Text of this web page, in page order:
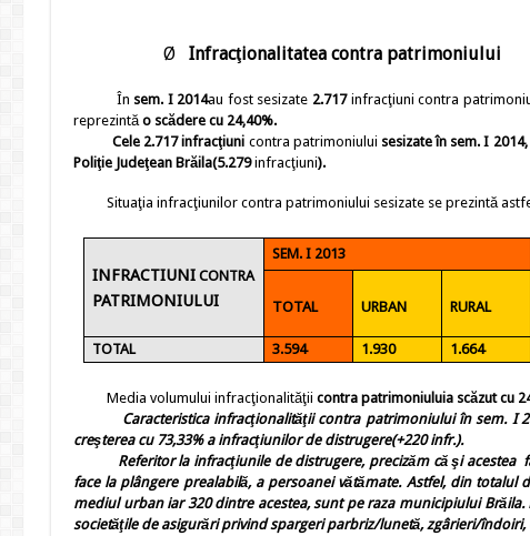
Ø Infracţionalitatea contra patrimoniului
În sem. I 2014au fost sesizate 2.717 infracţiuni contra
reprezintăo scădere cu 24,40%.
Cele 2.717infracţiuni contra patrimoniului sesizate în sem. I 2014
Poliţie Judeţean Brăila(5.279infracţiuni).
Situaţia infracţiunilor contra patrimoniului sesizate se prezintă
INFRACTIUNI CONTRA
PATRIMONIULUI
SEM. I 2013
TOTAL URBAN RURAL
TOTAL 3.594 1.930 1.664
Media volumului infracţionalităţii contra patrimoniuluia scăzut cu
Caracteristica infracţionalităţii contra patrimoniului în sem. I
creşterea cu 73,33% a infracţiunilor de distrugere(+220 infr.).
Referitor la infracţiunile de distrugere, precizăm că şi acestea
face la plângere prealabilă, a persoanei vătămate. Astfel, din totalul
mediul urban iar 320 dintre acestea, sunt pe raza municipiului
societăţile de asigurări privind spargeri parbriz/lunetă, zgârieri/îndoiri,